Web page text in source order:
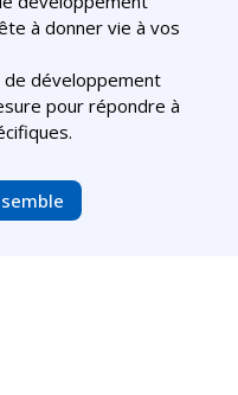
à donner vie à vos
développement
pour répondre à